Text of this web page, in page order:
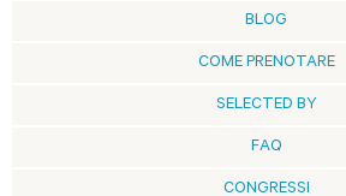
BLOG
COME PRENOTARE
SELECTED BY
FAQ
CONGRESSI